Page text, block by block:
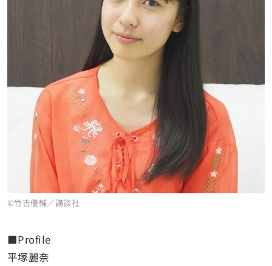
©竹吉優輔／講談社
■Profile
平塚麗奈